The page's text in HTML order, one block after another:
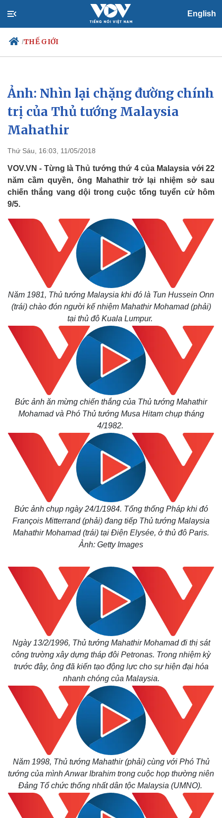
English
/THẾ GIỚI
Chính trị
Đảng
Tổ chức nhân sự
Quốc hội
Xã hội
Tin 24h
Dự báo thời tiết
Thế giới
Multimedia
Ảnh: Nhìn lại chặng đường chính
trị của Thủ tướng Malaysia
Mahathir
Thứ Sáu, 16:03, 11/05/2018
VOV.VN - Từng là Thủ tướng thứ 4 của Malaysia với 22
năm cầm quyền, ông Mahathir trở lại nhiệm sở sau
chiến thắng vang dội trong cuộc tổng tuyển cử hôm
9/5.
Năm 1981, Thủ tướng Malaysia khi đó là Tun Hussein Onn
(trái) chào đón người kế nhiệm Mahathir Mohamad (phải)
tại thủ đô Kuala Lumpur.
Bức ảnh ăn mừng chiến thắng của Thủ tướng Mahathir
Mohamad và Phó Thủ tướng Musa Hitam chụp tháng
4/1982.
Bức ảnh chụp ngày 24/1/1984. Tổng thống Pháp khi đó
François Mitterrand (phải) đang tiếp Thủ tướng Malaysia
Mahathir Mohamad (trái) tại Điện Elysée, ở thủ đô Paris.
Ảnh: Getty Images
Ngày 13/2/1996, Thủ tướng Mahathir Mohamad đi thị sát
công trường xây dựng tháp đôi Petronas. Trong nhiệm kỳ
trước đây, ông đã kiến tạo động lực cho sự hiện đại hóa
nhanh chóng của Malaysia.
Năm 1998, Thủ tướng Mahathir (phải) cùng với Phó Thủ
tướng của mình Anwar Ibrahim trong cuộc họp thường niên
Đảng Tổ chức thống nhất dân tộc Malaysia (UMNO).